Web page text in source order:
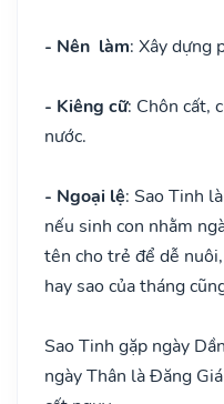
- Nên làm: Xây dựng
- Kiêng cữ: Chôn cất,
nước.
- Ngoại lệ: Sao Tinh
nếu sinh con nhằm
tên cho trẻ để dễ
hay sao của tháng
Sao Tinh gặp ngày
ngày Thân là Đăng